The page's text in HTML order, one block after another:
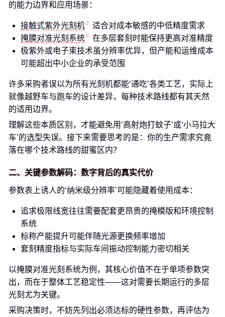
的能力边界和应用场景：
接触式紫外光刻机
适合对成本敏感的中低精度需求
掩膜对准光刻系统
在多层套刻时能保持更高对准精度
极紫外或电子束技术虽分辨率优异，但产能和运维成本
可能超出中小企业的承受范围
许多采购者误以为所有光刻机都能‘通吃’各类工艺，实际上
就像越野车与跑车的设计差异，每种技术路线都有其天然
的适用边界。
理解这些本质区别，才能避免用‘高射炮打蚊子’或‘小马拉大
车’的选型失误。接下来需要思考的是：你的生产需求究竟
落在哪个技术路线的甜蜜区内？
二、关键参数解码：数字背后的真实代价
参数表上诱人的‘纳米级分辨率’可能隐藏着使用成本：
追求极限线宽往往需要配套更昂贵的掩模版和环境控制
系统
标称产能提升可能伴随光源更换频率增加
套刻精度指标与实际车间振动控制能力密切相关
以掩膜对准光刻系统为例，其核心价值不在于单项参数突
出，而在于整体工艺稳定性——这对需要长期运行的多层
光刻尤为关键。
采购决策时，不妨先列出必须达标的硬性参数，再评估为